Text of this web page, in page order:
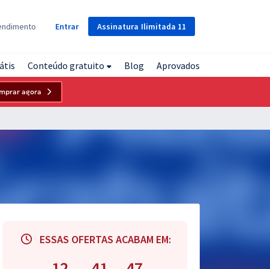
Assinatura Ilimitada 11
Entrar
Conteúdo gratuito Blog Aprovados
agora
ESSAS OFERTAS ACABAM EM: